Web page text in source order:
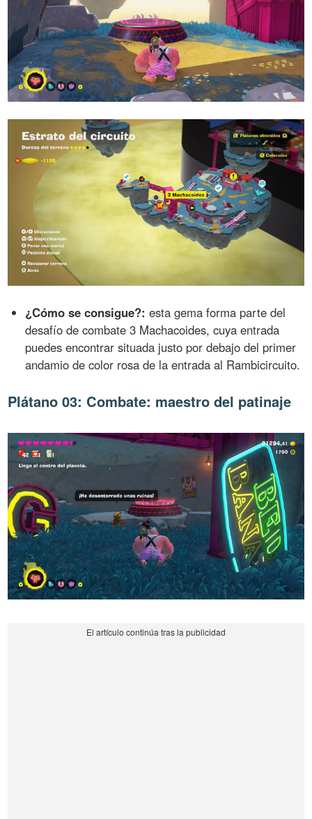
¿Cómo se consigue?: esta gema forma parte del
desafío de combate 3 Machacoides, cuya entrada
puedes encontrar situada justo por debajo del primer
andamio de color rosa de la entrada al Rambicircuito.
Plátano 03: Combate: maestro del patinaje